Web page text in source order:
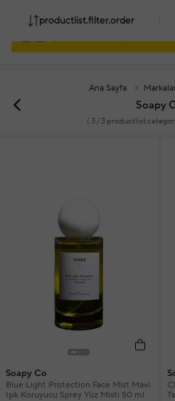
Ana Sayfa
Soapy
( 3/ 3
productlist.filter.order
Soapy Co
Blue Light Protection Face Mist Mavi
Işık Koruyucu Sprey Yüz Misti 50 ml